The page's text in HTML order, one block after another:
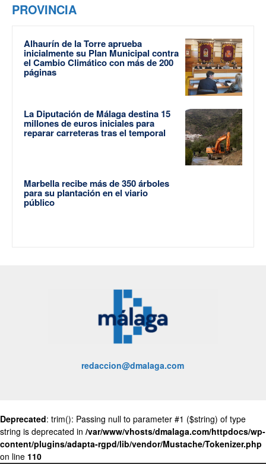
PROVINCIA
Alhaurín de la Torre aprueba
inicialmente su Plan Municipal contra
el Cambio Climático con más de 200
páginas
La Diputación de Málaga destina 15
millones de euros iniciales para
reparar carreteras tras el temporal
Marbella recibe más de 350 árboles
para su plantación en el viario
público
redaccion@dmalaga.com
Deprecated: trim(): Passing null to parameter #1 ($string) of type
string is deprecated in /var/www/vhosts/dmalaga.com/httpdocs/wp-
content/plugins/adapta-rgpd/lib/vendor/Mustache/Tokenizer.php
on line 110